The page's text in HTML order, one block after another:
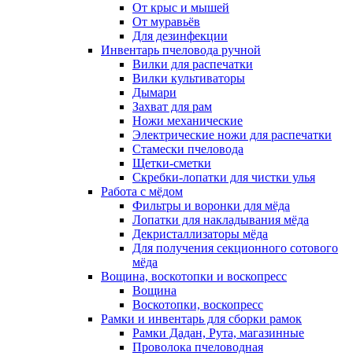
От крыс и мышей
От муравьёв
Для дезинфекции
Инвентарь пчеловода ручной
Вилки для распечатки
Вилки культиваторы
Дымари
Захват для рам
Ножи механические
Электрические ножи для распечатки
Стамески пчеловода
Щетки-сметки
Скребки-лопатки для чистки улья
Работа с мёдом
Фильтры и воронки для мёда
Лопатки для накладывания мёда
Декристаллизаторы мёда
Для получения секционного сотового
мёда
Вощина, воскотопки и воскопресс
Вощина
Воскотопки, воскопресс
Рамки и инвентарь для сборки рамок
Рамки Дадан, Рута, магазинные
Проволока пчеловодная